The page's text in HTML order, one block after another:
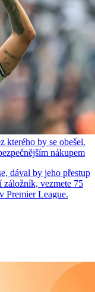
kterého by se obešel.
nákupem
dával by jeho přestup
záložník, vezmete 75
Premier League.